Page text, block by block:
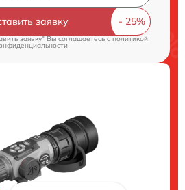
заявку
заявку" Вы соглашаетесь cполитикой